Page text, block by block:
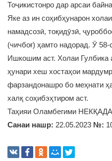
Тоҷикистонро дар арсаи
Яке аз ин соҳибҳунарон
намадсозӣ, тоқидӯзӣ,
(чичбоғ) ҳамто надорад. Ӯ
Ишкошим аст. Холаи Гулбика
ҳунари хеш хостаҳои
фарзандонашро бо меҳнати
халқ соҳибэҳтиром аст.
Таҳияи Оламбегими
Санаи нашр: 22.05.2023 №: